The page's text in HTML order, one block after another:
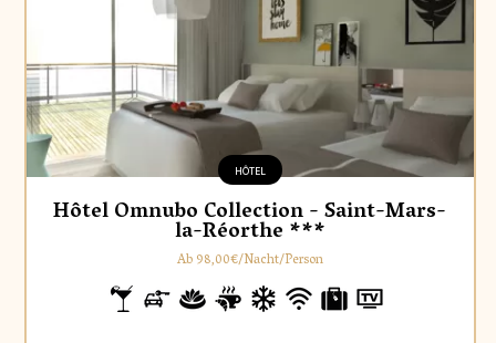
HÔTEL
Hôtel Omnubo Collection - Saint-Mars-
la-Réorthe ***
Ab 98,00€/Nacht/Person